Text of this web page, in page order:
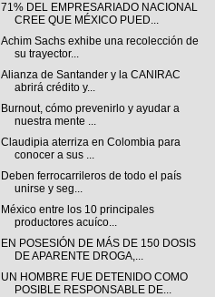
71% DEL EMPRESARIADO NACIONAL
CREE QUE MÉXICO PUED...
Achim Sachs exhibe una recolección de
su trayector...
Alianza de Santander y la CANIRAC
abrirá crédito y...
Burnout, cómo prevenirlo y ayudar a
nuestra mente ...
Claudipia aterriza en Colombia para
conocer a sus ...
Deben ferrocarrileros de todo el país
unirse y seg...
México entre los 10 principales
productores acuíco...
EN POSESIÓN DE MÁS DE 150 DOSIS
DE APARENTE DROGA,...
UN HOMBRE FUE DETENIDO COMO
POSIBLE RESPONSABLE DE...